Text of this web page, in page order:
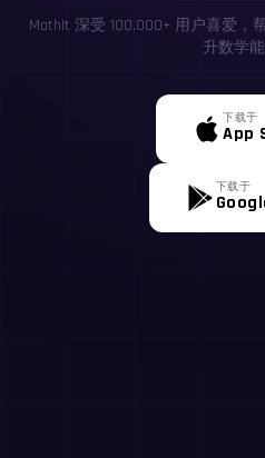
MathIt 深受 100,000+ 用户喜爱，
升数学能
下载于
App
下载于